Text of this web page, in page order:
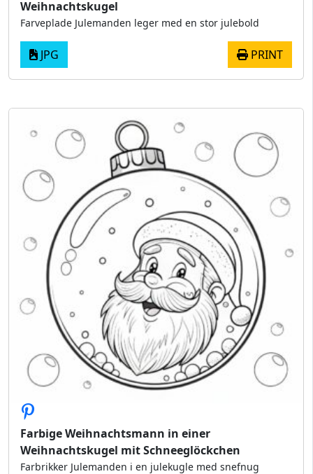
Weihnachtskugel
Farveplade Julemanden leger med en stor julebold
JPG PRINT
Farbige Weihnachtsmann in einer
Weihnachtskugel mit Schneeglöckchen
Farbrikker Julemanden i en julekugle med snefnug